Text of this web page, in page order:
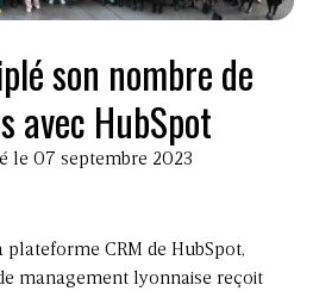
son nombre de
avec HubSpot
le 07 septembre 2023
plateforme CRM de HubSpot,
management lyonnaise reçoit